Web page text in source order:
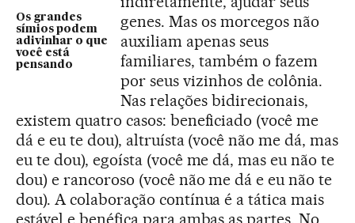
Os grandes
símios podem
adivinhar o que
você está
pensando
genes. Mas os morcegos não
auxiliam apenas seus
familiares, também o fazem
por seus vizinhos de colônia.
Nas relações bidirecionais,
existem quatro casos: beneficiado (você me
dá e eu te dou), altruísta (você não me dá, mas
eu te dou), egoísta (você me dá, mas eu não te
dou) e rancoroso (você não me dá e eu não te
dou). A colaboração contínua é a tática mais
estável e benéfica para ambas as partes. No